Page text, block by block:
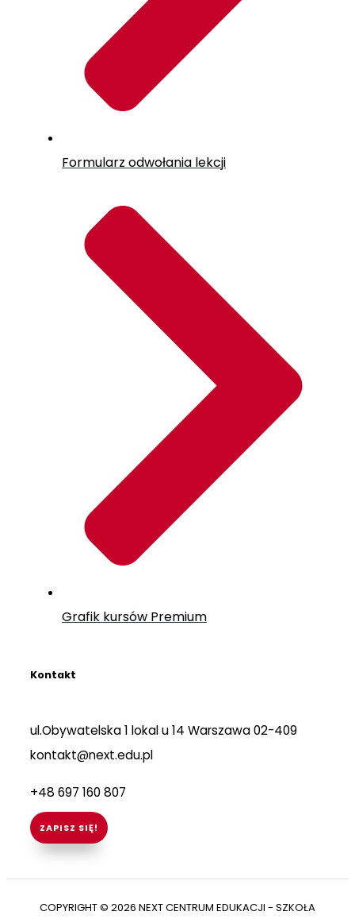
Formularz odwołania lekcji
Grafik kursów Premium
Kontakt
ul.Obywatelska 1 lokal u 14 Warszawa 02-409
kontakt@next.edu.pl
+48 697 160 807
ZAPISZ SIĘ!
COPYRIGHT © 2026 NEXT CENTRUM EDUKACJI - SZKOŁA